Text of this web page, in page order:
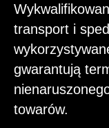
transport i
gwarantują
towarów.